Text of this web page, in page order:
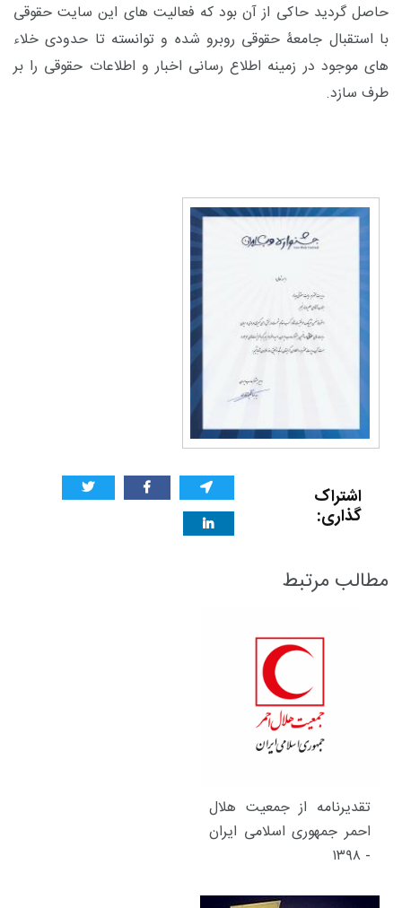
حاصل گردید حاکی از آن بود که فعالیت های این سایت حقوقی
با استقبال جامعۀ حقوقی روبرو شده و توانسته تا حدودی خلاء
های موجود در زمینه اطلاع رسانی اخبار و اطلاعات حقوقی را بر
طرف سازد.
اشتراک
گذاری:
مطالب مرتبط
تقدیرنامه از جمعیت هلال
احمر جمهوری اسلامی ایران
- ۱۳۹۸